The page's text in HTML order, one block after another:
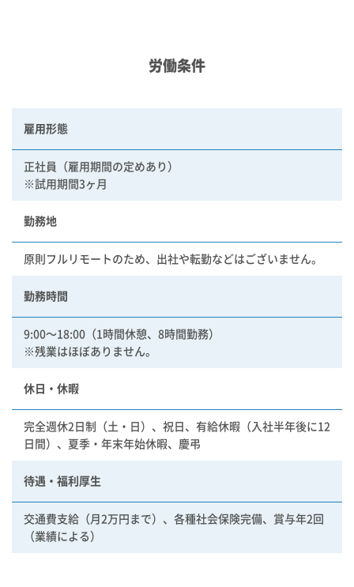
労働条件
雇用形態
正社員（雇用期間の定めあり）
※試用期間3ヶ月
勤務地
原則フルリモートのため、出社や転勤などはございません。
勤務時間
9:00〜18:00（1時間休憩、8時間勤務）
※残業はほぼありません。
休日・休暇
完全週休2日制（土・日）、祝日、有給休暇（入社半年後に12
日間）、夏季・年末年始休暇、慶弔
待遇・福利厚生
交通費支給（月2万円まで）、各種社会保険完備、賞与年2回
（業績による）